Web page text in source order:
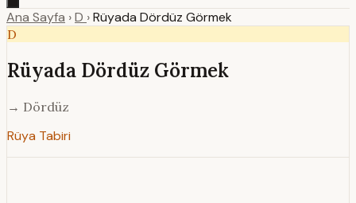
Ana Sayfa ›D ›Rüyada Dördüz Görmek
D
Rüyada Dördüz Görmek
→ Dördüz
Rüya Tabiri